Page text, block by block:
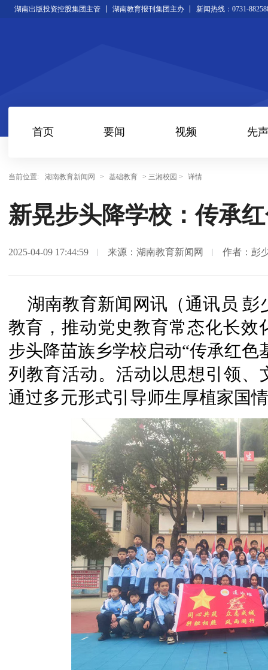
湖南出版投资控股集团主管 湖南教育报刊集团主办 新闻热线：0731-
首页 要闻 视频 先声
当前位置: 湖南教育新闻网 > 基础教育 > 三湘校园 > 详情
新晃步头降学校：传承
2025-04-09 17:44:59 来源：湖南教育新闻网 作者：彭
湖南教育新闻网讯（通讯员
教育，推动党史教育常态化长效
步头降苗族乡学校启动“传承红
列教育活动。活动以思想引领
通过多元形式引导师生厚植家国